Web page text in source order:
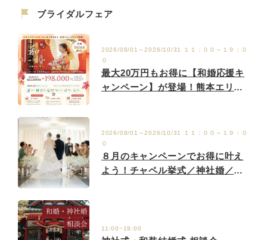
ブライダルフェア
2026/08/01～2026/10/31 １１：００～１９：０
０
最大20万円もお得に【和婚応援キ
ャンペーン】が登場！熊本エリア
2026/08/01～2026/10/31 １１：００～１９：０
０
８月のキャンペーンでお得に叶え
よう！チャペル挙式／神社婚／フ
11:00~19:00